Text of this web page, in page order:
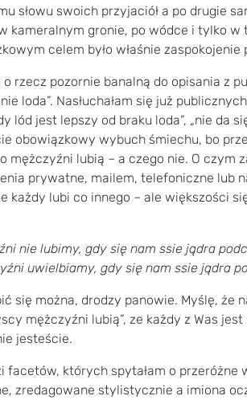
słowu swoich przyjaciół a po drugie
kameralnym gronie, po wódce i tylko w
celem było właśnie zaspokojenie
rzecz pozornie banalną do opisania z
loda”. Nasłuchałam się już
lód jest lepszy od braku loda”, „nie da
obowiązkowy wybuch śmiechu, bo
mężczyźni lubią – a czego nie. O czym
prywatne, mailem, telefoniczne lub
każdy lubi co innego – ale większości
nie lubimy, gdy się nam ssie jądra
uwielbiamy, gdy się nam ssie jądra
się można, drodzy panowie. Myślę, że
mężczyźni lubią”, ze każdy z Was
jesteście.
których spytałam o przeróżne
zredagowane stylistycznie a imiona